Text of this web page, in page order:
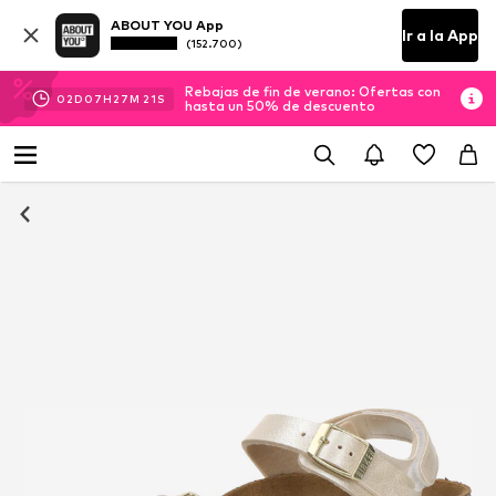
ABOUT YOU App
(152.700) Ir a la App
02D 07H 27M 21 S
Rebajas de fin de verano: Ofertas con
hasta un 50% de descuento